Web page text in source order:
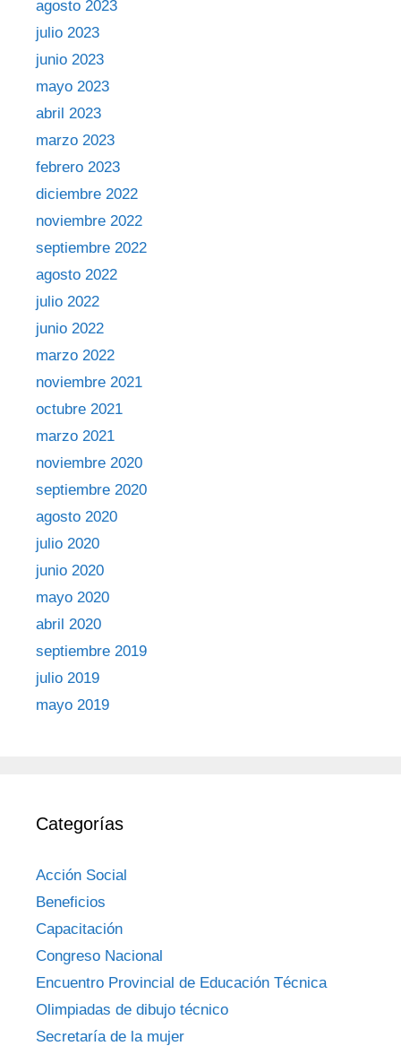
agosto 2023
julio 2023
junio 2023
mayo 2023
abril 2023
marzo 2023
febrero 2023
diciembre 2022
noviembre 2022
septiembre 2022
agosto 2022
julio 2022
junio 2022
marzo 2022
noviembre 2021
octubre 2021
marzo 2021
noviembre 2020
septiembre 2020
agosto 2020
julio 2020
junio 2020
mayo 2020
abril 2020
septiembre 2019
julio 2019
mayo 2019
Categorías
Acción Social
Beneficios
Capacitación
Congreso Nacional
Encuentro Provincial de Educación Técnica
Olimpiadas de dibujo técnico
Secretaría de la mujer